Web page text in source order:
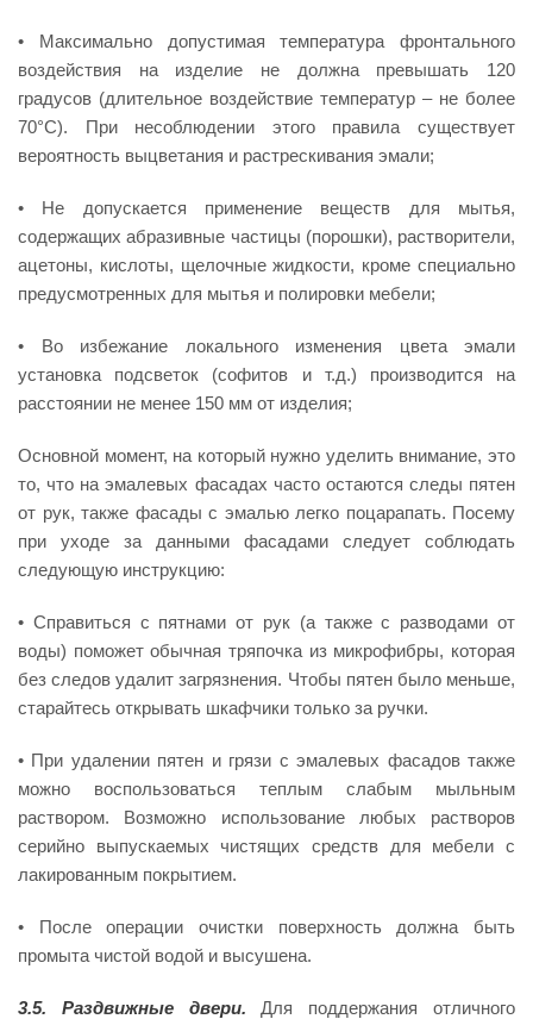
• Максимально допустимая температура фронтального
воздействия на изделие не должна превышать 120
градусов (длительное воздействие температур – не более
70°С). При несоблюдении этого правила существует
вероятность выцветания и растрескивания эмали;
• Не допускается применение веществ для мытья,
содержащих абразивные частицы (порошки), растворители,
ацетоны, кислоты, щелочные жидкости, кроме специально
предусмотренных для мытья и полировки мебели;
• Во избежание локального изменения цвета эмали
установка подсветок (софитов и т.д.) производится на
расстоянии не менее 150 мм от изделия;
Основной момент, на который нужно уделить внимание, это
то, что на эмалевых фасадах часто остаются следы пятен
от рук, также фасады с эмалью легко поцарапать. Посему
при уходе за данными фасадами следует соблюдать
следующую инструкцию:
• Справиться с пятнами от рук (а также с разводами от
воды) поможет обычная тряпочка из микрофибры, которая
без следов удалит загрязнения. Чтобы пятен было меньше,
старайтесь открывать шкафчики только за ручки.
• При удалении пятен и грязи с эмалевых фасадов также
можно воспользоваться теплым слабым мыльным
раствором. Возможно использование любых растворов
серийно выпускаемых чистящих средств для мебели с
лакированным покрытием.
• После операции очистки поверхность должна быть
промыта чистой водой и высушена.
3.5. Раздвижные двери.Для поддержания отличного